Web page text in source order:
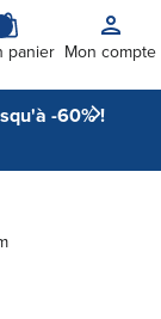
panier Mon compte
-60% !